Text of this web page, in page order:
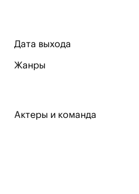
Дата выхода
Жанры
Актеры и команда